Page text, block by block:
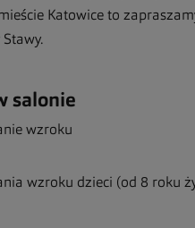
Katowice to
Stawy.
salonie
wzroku
wzroku dzieci (od 8 roku